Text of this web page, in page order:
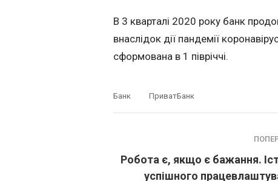
В 3 кварталі 2020 року банк
внаслідок дії пандемії
сформована в 1 півріччі.
Банк ПриватБанк
Робота є, якщо є бажання.
успішного